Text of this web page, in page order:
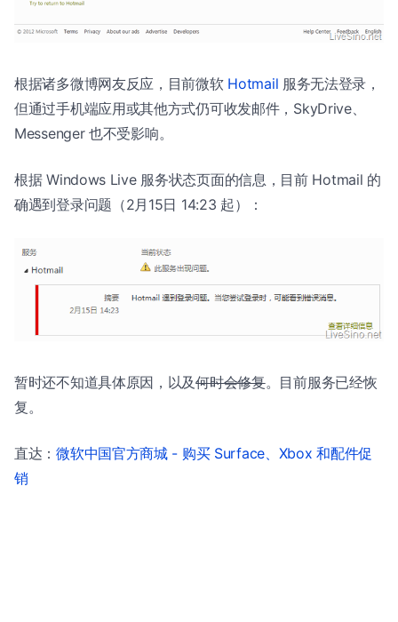
根据诸多微博网友反应，目前微软 Hotmail 服务无法登录，
但通过手机端应用或其他方式仍可收发邮件，SkyDrive、
Messenger 也不受影响。
根据 Windows Live 服务状态页面的信息，目前 Hotmail 的
确遇到登录问题（2月15日 14:23 起）：
暂时还不知道具体原因，以及何时会修复。目前服务已经恢
复。
直达：微软中国官方商城 - 购买 Surface、Xbox 和配件促
销